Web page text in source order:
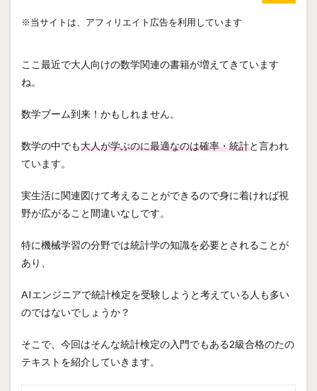
※当サイトは、アフィリエイト広告を利用しています
ここ最近で大人向けの数学関連の書籍が増えてきています
ね。
数学ブーム到来！かもしれません。
数学の中でも大人が学ぶのに最適なのは確率・統計と言われ
ています。
実生活に関連図けて考えることができるので身に着ければ視
野が広がること間違いなしです。
特に機械学習の分野では統計学の知識を必要とされることが
あり、
AIエンジニアで統計検定を受験しようと考えている人も多い
のではないでしょうか？
そこで、今回はそんな統計検定の入門でもある2級合格のたの
テキストを紹介していきます。